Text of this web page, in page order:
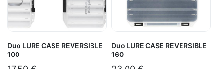
Duo LURE CASE REVERSIBLE
100
Duo LURE CASE REVERSIBLE
160